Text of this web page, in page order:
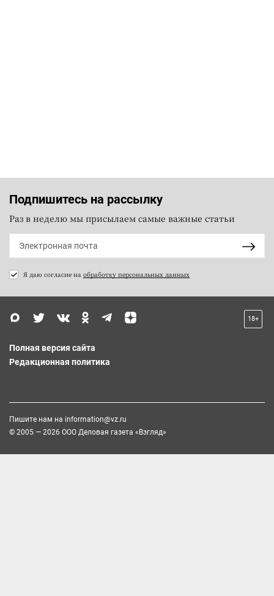
Подпишитесь на рассылку
Раз в неделю мы присылаем самые важные статьи
Я даю согласие на обработку персональных данных
18+
Полная версия сайта
Редакционная политика
Пишите нам на information@vz.ru
© 2005 — 2026 ООО Деловая газета «Взгляд»